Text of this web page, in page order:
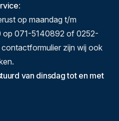
:
op maandag t/m
op 071-5140892 of 0252-
zijn wij ook
van dinsdag tot en met